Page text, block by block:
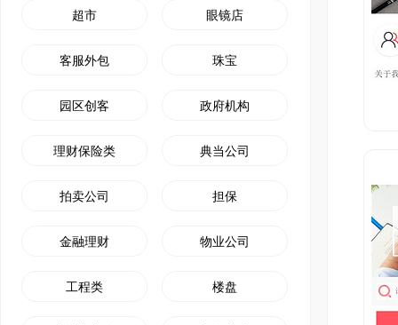
超市 眼镜店
客服外包 珠宝
园区创客 政府机构
理财保险类 典当公司
拍卖公司 担保
金融理财 物业公司
工程类 楼盘